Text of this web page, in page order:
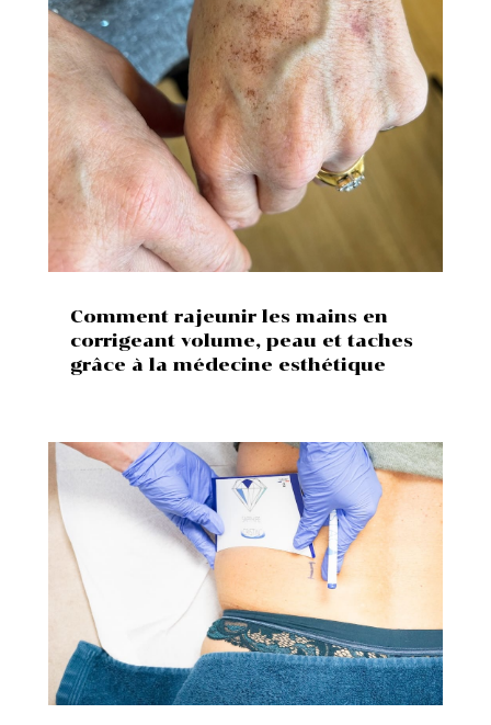
Comment rajeunir les mains en
corrigeant volume, peau et taches
grâce à la médecine esthétique